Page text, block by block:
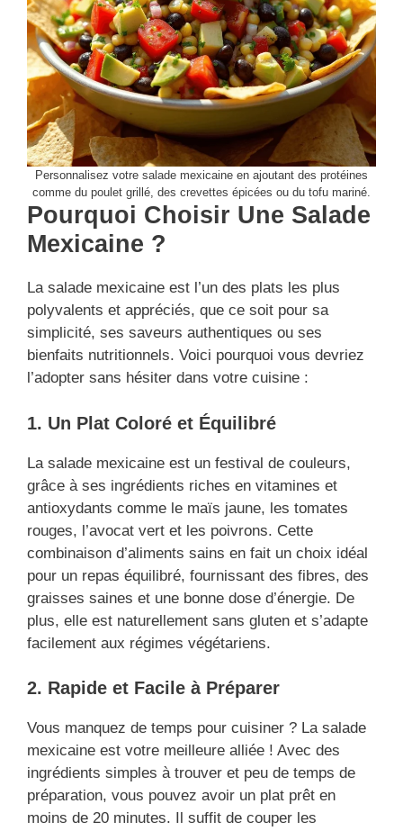
Personnalisez votre salade mexicaine en ajoutant des protéines
comme du poulet grillé, des crevettes épicées ou du tofu mariné.
Pourquoi Choisir Une Salade
Mexicaine ?
La salade mexicaine est l’un des plats les plus
polyvalents et appréciés, que ce soit pour sa
simplicité, ses saveurs authentiques ou ses
bienfaits nutritionnels. Voici pourquoi vous devriez
l’adopter sans hésiter dans votre cuisine :
1. Un Plat Coloré et Équilibré
La salade mexicaine est un festival de couleurs,
grâce à ses ingrédients riches en vitamines et
antioxydants comme le maïs jaune, les tomates
rouges, l’avocat vert et les poivrons. Cette
combinaison d’aliments sains en fait un choix idéal
pour un repas équilibré, fournissant des fibres, des
graisses saines et une bonne dose d’énergie. De
plus, elle est naturellement sans gluten et s’adapte
facilement aux régimes végétariens.
2. Rapide et Facile à Préparer
Vous manquez de temps pour cuisiner ? La salade
mexicaine est votre meilleure alliée ! Avec des
ingrédients simples à trouver et peu de temps de
préparation, vous pouvez avoir un plat prêt en
moins de 20 minutes. Il suffit de couper les